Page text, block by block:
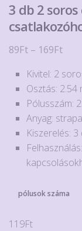
3 db 2
89Ft – 169Ft
-
Kivitel: 2
Osztás: 2.54
Pólusszám:
Anyag:
Kiszerelés:
pólusok száma
119Ft